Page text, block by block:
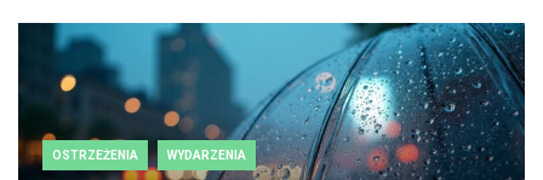
OSTRZEŻENIA WYDARZENIA